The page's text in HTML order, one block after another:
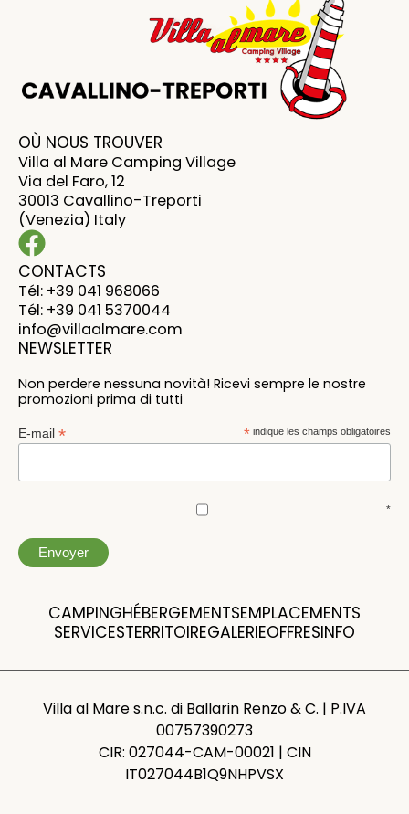
OÙ NOUS TROUVER
Villa al Mare Camping Village
Via del Faro, 12
30013 Cavallino-Treporti
(Venezia) Italy
CONTACTS
Tél: +39 041 968066
Tél: +39 041 5370044
info@villaalmare.com
NEWSLETTER
Non perdere nessuna novità! Ricevi sempre le nostre
promozioni prima di tutti
* indique les champs obligatoires
E-mail *
*
CAMPINGHÉBERGEMENTSEMPLACEMENTS
SERVICESTERRITOIREGALERIEOFFRESINFO
Villa al Mare s.n.c. di Ballarin Renzo & C. | P.IVA
00757390273
CIR: 027044-CAM-00021 | CIN
IT027044B1Q9NHPVSX